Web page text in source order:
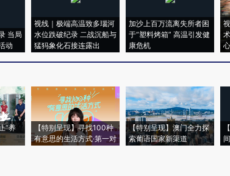
当局
动
视线｜极端高温致多瑙河
水位跌破纪录 二战沉船与
猛犸象化石接连露出
加沙上百万流离失所者困
于“塑料烤箱” 高温引发健
康危机
“养
【特别呈现】寻找100种
有意思的生活方式·第一对
【特别呈现】澳门全力探
索葡语国家新渠道